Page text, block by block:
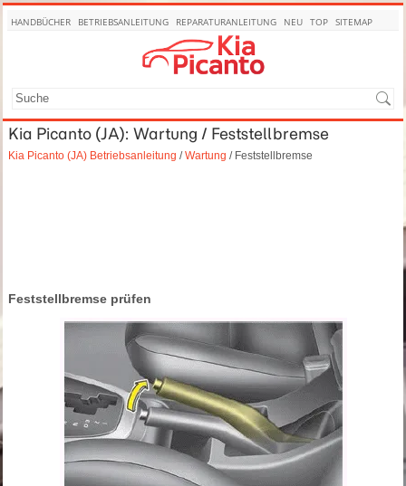
HANDBÜCHER BETRIEBSANLEITUNG REPARATURANLEITUNG NEU TOP SITEMAP
Kia Picanto (JA): Wartung / Feststellbremse
Kia Picanto (JA) Betriebsanleitung /Wartung / Feststellbremse
Feststellbremse prüfen